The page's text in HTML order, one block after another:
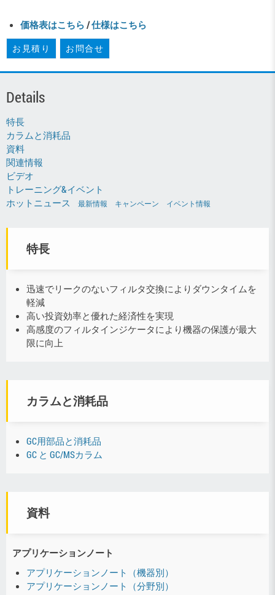
価格表はこちら /仕様はこちら
お見積り お問合せ
Details
特長
カラムと消耗品
資料
関連情報
ビデオ
トレーニング&イベント
ホットニュース
最新情報 キャンペーン イベント情報
特長
迅速でリークのないフィルタ交換によりダウンタイムを
軽減
高い投資効率と優れた経済性を実現
高感度のフィルタインジケータにより機器の保護が最大
限に向上
カラムと消耗品
GC用部品と消耗品
GC と GC/MSカラム
資料
アプリケーションノート
アプリケーションノート（機器別）
アプリケーションノート（分野別）